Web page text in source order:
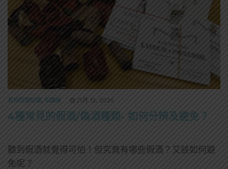
其他烈酒知識, 知識庫 六月 12, 2025
4種常見的假酒/偽酒種類- 如何分辨及避免？
聽到假酒就覺得可怕！但究竟有哪些假酒？又該如何避
免呢？